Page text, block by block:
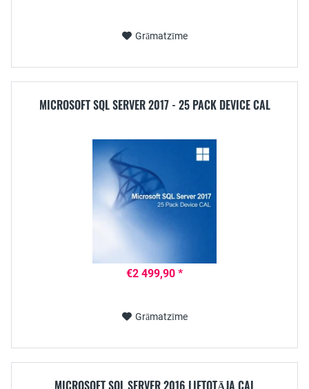
Grāmatzīme
MICROSOFT SQL SERVER 2017 - 25 PACK DEVICE CAL
€2 499,90 *
Grāmatzīme
MICROSOFT SQL SERVER 2016 LIETOTĀJA CAL